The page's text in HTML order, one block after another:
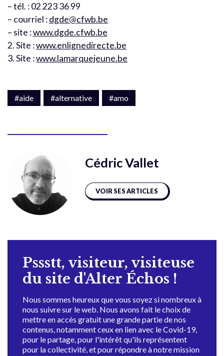
– tél. : 02 223 36 99
– courriel :dgde@cfwb.be
– site :www.dgde.cfwb.be
2. Site :www.enlignedirecte.be
3. Site :www.lamarquejeune.be
#aide #alternative #amo
Cédric Vallet
VOIR SES ARTICLES
Pssstt, visiteur, visiteuse
du site d'Alter Échos !
Nous sommes heureux que vous soyez si nombreux à
nous suivre sur le web. Nous avons fait le choix de
mettre en accès gratuit une grande partie de nos
contenus, notamment ceux en lien avec le Covid-19,
pour le partage, pour l'intérêt qu'ils représentent
pour la collectivité, et pour répondre à notre mission